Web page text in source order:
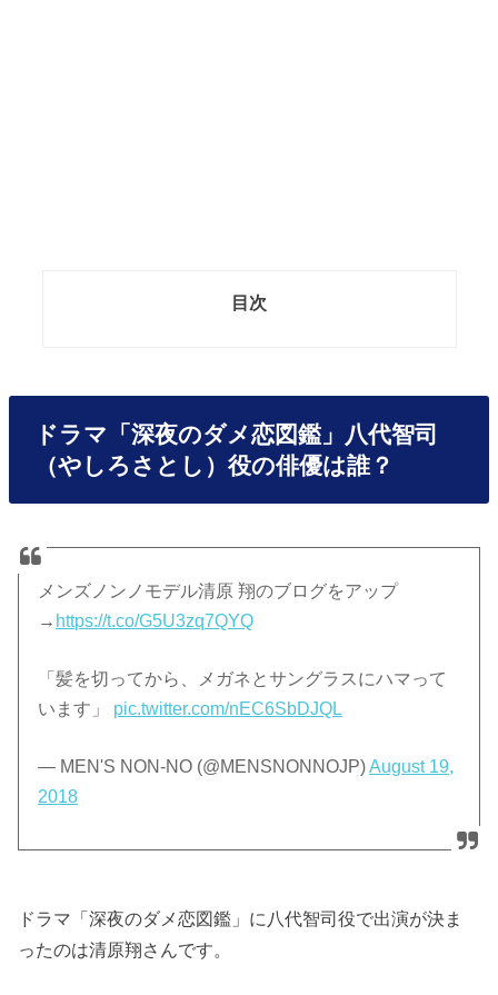
目次
ドラマ「深夜のダメ恋図鑑」八代智司
（やしろさとし）役の俳優は誰？
メンズノンノモデル清原 翔のブログをアップ
→ https://t.co/G5U3zq7QYQ
「髪を切ってから、メガネとサングラスにハマって
います」 pic.twitter.com/nEC6SbDJQL
— MEN'S NON-NO (@MENSNONNOJP)August 19,
2018
ドラマ「深夜のダメ恋図鑑」に八代智司役で出演が決ま
ったのは清原翔さんです。